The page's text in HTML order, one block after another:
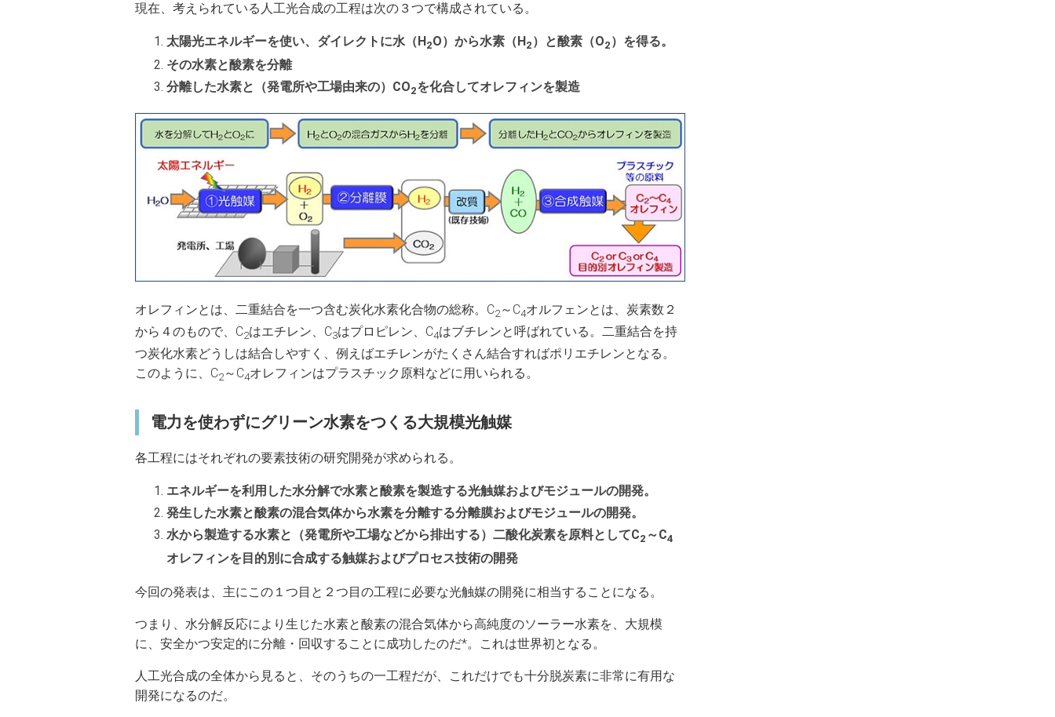
現在、考えられている人工光合成の工程は次の３つで構成されている。
太陽光エネルギーを使い、ダイレクトに水（H 2O）から水素（H 2 ）と酸素（O2 ）を得る。
その水素と酸素を分離
分離した水素と（発電所や工場由来の）CO2を化合してオレフィンを製造
オレフィンとは、二重結合を一つ含む炭化水素化合物の総称。C2 ～C4オルフェンとは、炭素数２
から４のもので、C2はエチレン、C3はプロピレン、C4はブチレンと呼ばれている。二重結合を持
つ炭化水素どうしは結合しやすく、例えばエチレンがたくさん結合すればポリエチレンとなる。
このように、C2 ～C4オレフィンはプラスチック原料などに用いられる。
電力を使わずにグリーン水素をつくる大規模光触媒
各工程にはそれぞれの要素技術の研究開発が求められる。
エネルギーを利用した水分解で水素と酸素を製造する光触媒およびモジュールの開発。
発生した水素と酸素の混合気体から水素を分離する分離膜およびモジュールの開発。
水から製造する水素と（発電所や工場などから排出する）二酸化炭素を原料としてC2 ～C4
オレフィンを目的別に合成する触媒およびプロセス技術の開発
今回の発表は、主にこの１つ目と２つ目の工程に必要な光触媒の開発に相当することになる。
つまり、水分解反応により生じた水素と酸素の混合気体から高純度のソーラー水素を、大規模
に、安全かつ安定的に分離・回収することに成功したのだ*。これは世界初となる。
人工光合成の全体から見ると、そのうちの一工程だが、これだけでも十分脱炭素に非常に有用な
開発になるのだ。